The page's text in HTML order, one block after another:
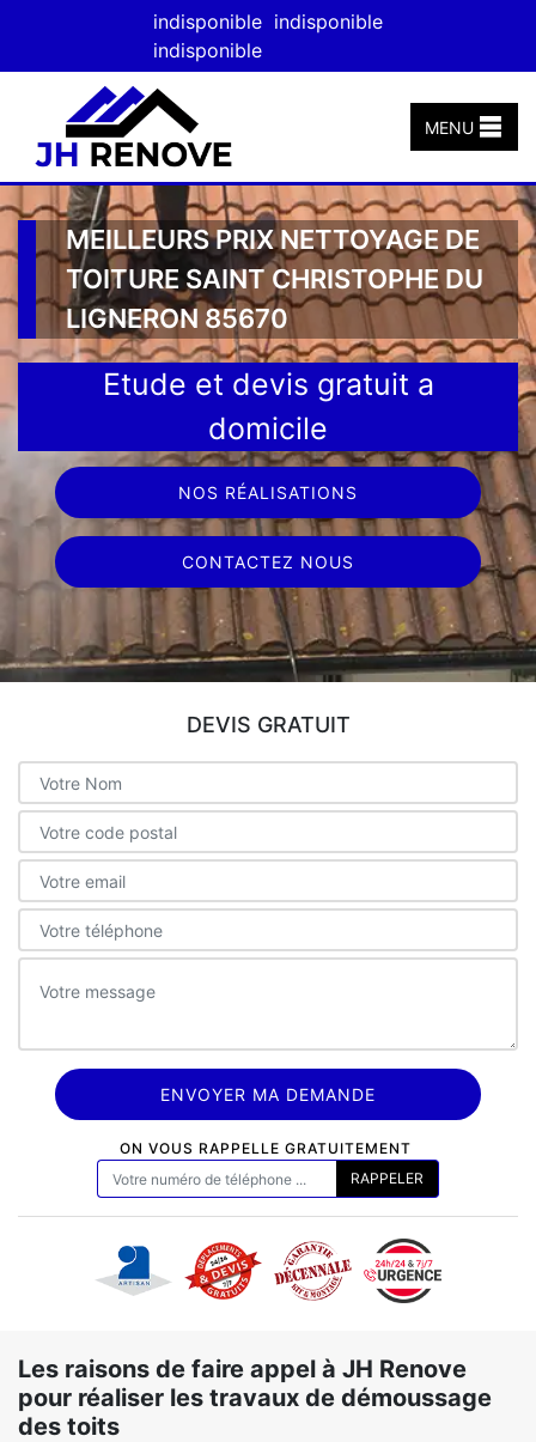
indisponible indisponible
indisponible
MENU
MEILLEURS PRIX NETTOYAGE DE
TOITURE SAINT CHRISTOPHE DU
LIGNERON 85670
Etude et devis gratuit a
domicile
NOS RÉALISATIONS
CONTACTEZ NOUS
DEVIS GRATUIT
ON VOUS RAPPELLE GRATUITEMENT
Les raisons de faire appel à JH Renove
pour réaliser les travaux de démoussage
des toits